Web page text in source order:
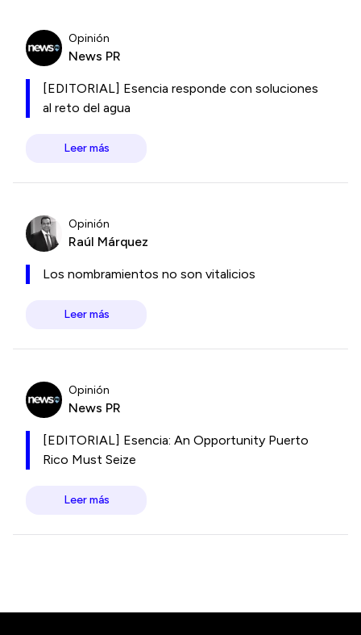
Opinión
News PR
[EDITORIAL] Esencia responde con soluciones
al reto del agua
Leer más
Opinión
Raúl Márquez
Los nombramientos no son vitalicios
Leer más
Opinión
News PR
[EDITORIAL] Esencia: An Opportunity Puerto
Rico Must Seize
Leer más